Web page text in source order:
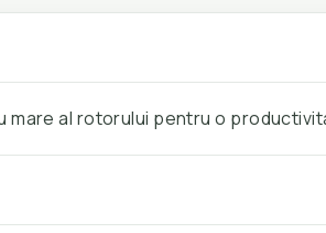
mare al rotorului pentru o